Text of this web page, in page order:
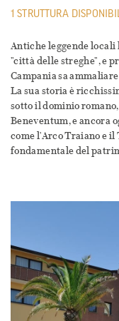
1 STRUTTURA
Antiche leggende locali
"città delle streghe", e
Campania sa
La sua storia è
sotto il dominio
Beneventum, e ancora
come l'Arco Traiano e il
fondamentale del